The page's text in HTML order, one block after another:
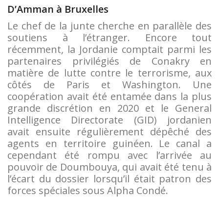
D’Amman à Bruxelles
Le chef de la junte cherche en parallèle des
soutiens à l’étranger. Encore tout
récemment, la Jordanie comptait parmi les
partenaires privilégiés de Conakry en
matière de lutte contre le terrorisme, aux
côtés de Paris et Washington. Une
coopération avait été entamée dans la plus
grande discrétion en 2020 et le General
Intelligence Directorate (GID) jordanien
avait ensuite régulièrement dépêché des
agents en territoire guinéen. Le canal a
cependant été rompu avec l’arrivée au
pouvoir de Doumbouya, qui avait été tenu à
l’écart du dossier lorsqu’il était patron des
forces spéciales sous Alpha Condé.